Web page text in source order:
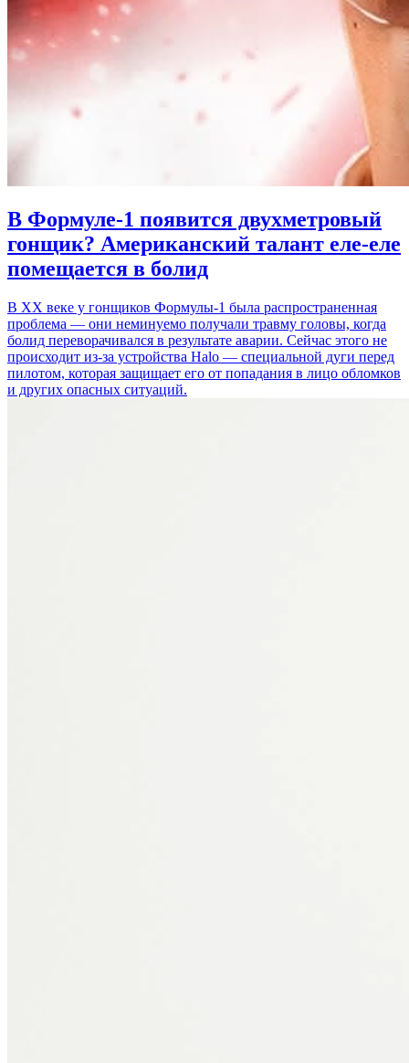
В Формуле-1 появится двухметровый
гонщик? Американский талант еле-еле
помещается в болид
В XX веке у гонщиков Формулы-1 была распространенная
проблема — они неминуемо получали травму головы, когда
болид переворачивался в результате аварии. Сейчас этого не
происходит из-за устройства Halo — специальной дуги перед
пилотом, которая защищает его от попадания в лицо обломков
и других опасных ситуаций.